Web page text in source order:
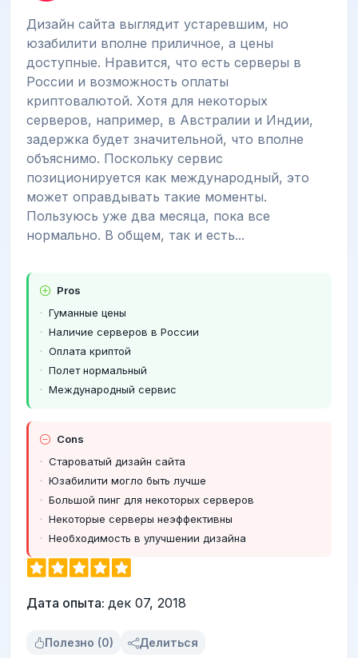
Дизайн сайта выглядит устаревшим, но
юзабилити вполне приличное, а цены
доступные. Нравится, что есть серверы в
России и возможность оплаты
криптовалютой. Хотя для некоторых
серверов, например, в Австралии и Индии,
задержка будет значительной, что вполне
объяснимо. Поскольку сервис
позиционируется как международный, это
может оправдывать такие моменты.
Пользуюсь уже два месяца, пока все
нормально. В общем, так и есть...
Pros
Гуманные цены
Наличие серверов в России
Оплата криптой
Полет нормальный
Международный сервис
Cons
Староватый дизайн сайта
Юзабилити могло быть лучше
Большой пинг для некоторых серверов
Некоторые серверы неэффективны
Необходимость в улучшении дизайна
Дата опыта: дек 07, 2018
Полезно (0) Делиться